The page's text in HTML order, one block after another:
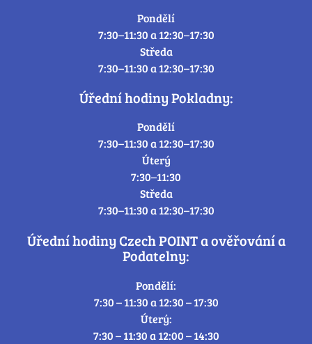
Pondělí
7:30–11:30 a 12:30–17:30
Středa
7:30–11:30 a 12:30–17:30
Úřední hodiny Pokladny:
Pondělí
7:30–11:30 a 12:30–17:30
Úterý
7:30–11:30
Středa
7:30–11:30 a 12:30–17:30
Úřední hodiny Czech POINT a ověřování a
Podatelny:
Pondělí:
7:30 – 11:30 a 12:30 – 17:30
Úterý:
7:30 – 11:30 a 12:00 – 14:30